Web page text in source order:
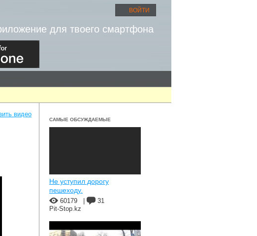
ВОЙТИ
для твоего смартфона
видео
САМЫЕ ОБСУЖДАЕМЫЕ
Не уступил дорогу
пешеходу.
60179
31
Pit-Stop.kz